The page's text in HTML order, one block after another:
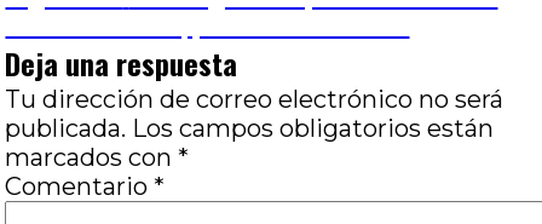
entradas
Deja una respuesta
Tu dirección de correo electrónico no será
publicada. Los campos obligatorios están
marcados con *
Comentario *